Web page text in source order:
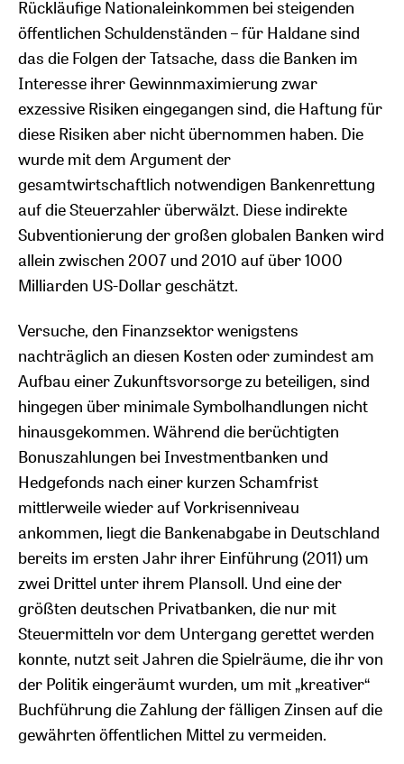
Rückläufige Nationaleinkommen bei steigenden
öffentlichen Schuldenständen – für Haldane sind
das die Folgen der Tatsache, dass die Banken im
Interesse ihrer Gewinnmaximierung zwar
exzessive Risiken eingegangen sind, die Haftung für
diese Risiken aber nicht übernommen haben. Die
wurde mit dem Argument der
gesamtwirtschaftlich notwendigen Bankenrettung
auf die Steuerzahler überwälzt. Diese indirekte
Subventionierung der großen globalen Banken wird
allein zwischen 2007 und 2010 auf über 1000
Milliarden US-Dollar geschätzt.
Versuche, den Finanzsektor wenigstens
nachträglich an diesen Kosten oder zumindest am
Aufbau einer Zukunftsvorsorge zu beteiligen, sind
hingegen über minimale Symbolhandlungen nicht
hinausgekommen. Während die berüchtigten
Bonuszahlungen bei Investmentbanken und
Hedgefonds nach einer kurzen Schamfrist
mittlerweile wieder auf Vorkrisenniveau
ankommen, liegt die Bankenabgabe in Deutschland
bereits im ersten Jahr ihrer Einführung (2011) um
zwei Drittel unter ihrem Plansoll. Und eine der
größten deutschen Privatbanken, die nur mit
Steuermitteln vor dem Untergang gerettet werden
konnte, nutzt seit Jahren die Spielräume, die ihr von
der Politik eingeräumt wurden, um mit „kreativer“
Buchführung die Zahlung der fälligen Zinsen auf die
gewährten öffentlichen Mittel zu vermeiden.